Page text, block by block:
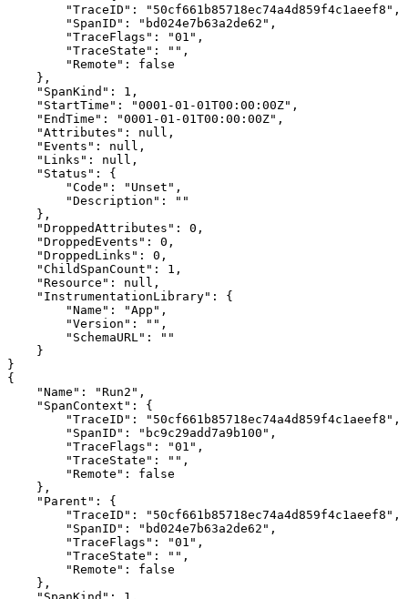
        "TraceID": "50cf661b85718ec74a4d859f4c1aeef8",
        "SpanID": "bd024e7b63a2de62",
        "TraceFlags": "01",
        "TraceState": "",
        "Remote": false
    },
    "SpanKind": 1,
    "StartTime": "0001-01-01T00:00:00Z",
    "EndTime": "0001-01-01T00:00:00Z",
    "Attributes": null,
    "Events": null,
    "Links": null,
    "Status": {
        "Code": "Unset",
        "Description": ""
    },
    "DroppedAttributes": 0,
    "DroppedEvents": 0,
    "DroppedLinks": 0,
    "ChildSpanCount": 1,
    "Resource": null,
    "InstrumentationLibrary": {
        "Name": "App",
        "Version": "",
        "SchemaURL": ""
    }
}
{
    "Name": "Run2",
    "SpanContext": {
        "TraceID": "50cf661b85718ec74a4d859f4c1aeef8",
        "SpanID": "bc9c29add7a9b100",
        "TraceFlags": "01",
        "TraceState": "",
        "Remote": false
    },
    "Parent": {
        "TraceID": "50cf661b85718ec74a4d859f4c1aeef8",
        "SpanID": "bd024e7b63a2de62",
        "TraceFlags": "01",
        "TraceState": "",
        "Remote": false
    },